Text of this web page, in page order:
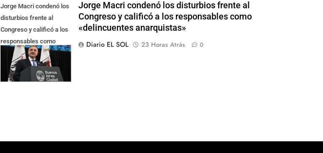
Jorge Macri condenó los
disturbios frente al
Congreso y calificó a los
responsables como
"delincuentes
anarquistas"
Jorge Macri condenó los disturbios frente al
Congreso y calificó a los responsables como
«delincuentes anarquistas»
Diario EL SOL
23 Horas Atrás 0